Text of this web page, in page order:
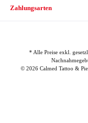
Zahlungsarten
* Alle Preise exkl.
© 2026 Calmed Tattoo &